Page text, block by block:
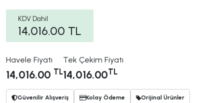
KDV Dahil
14,016.00 TL
Havele Fiyatı
14,016.00 TL
Tek Çekim Fiyatı
14,016.00TL
Güvenilir Alışveriş Kolay Ödeme Orijinal Ürünler